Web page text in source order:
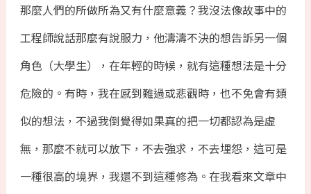
那麼人們的所做所為又有什麼意義？我沒法像故事中的
工程師說話那麼有說服力，他濤濤不決的想告訴另一個
角色（大學生），在年輕的時候，就有這種想法是十分
危險的。有時，我在感到難過或悲觀時，也不免會有類
似的想法，不過我倒覺得如果真的把一切都認為是虛
無，那麼不就可以放下，不去強求，不去埋怨，這可是
一種很高的境界，我還不到這種修為。在我看來文章中